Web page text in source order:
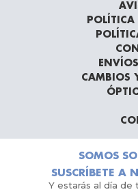
CAMBIOS
SOMOS
SUSCRÍBETE A
Y estarás al día de